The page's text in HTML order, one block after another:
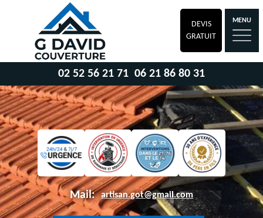
DEVIS
GRATUIT
MENU
02 52 56 21 71 06 21 86 80 31
Mail: artisan.got@gmail.com